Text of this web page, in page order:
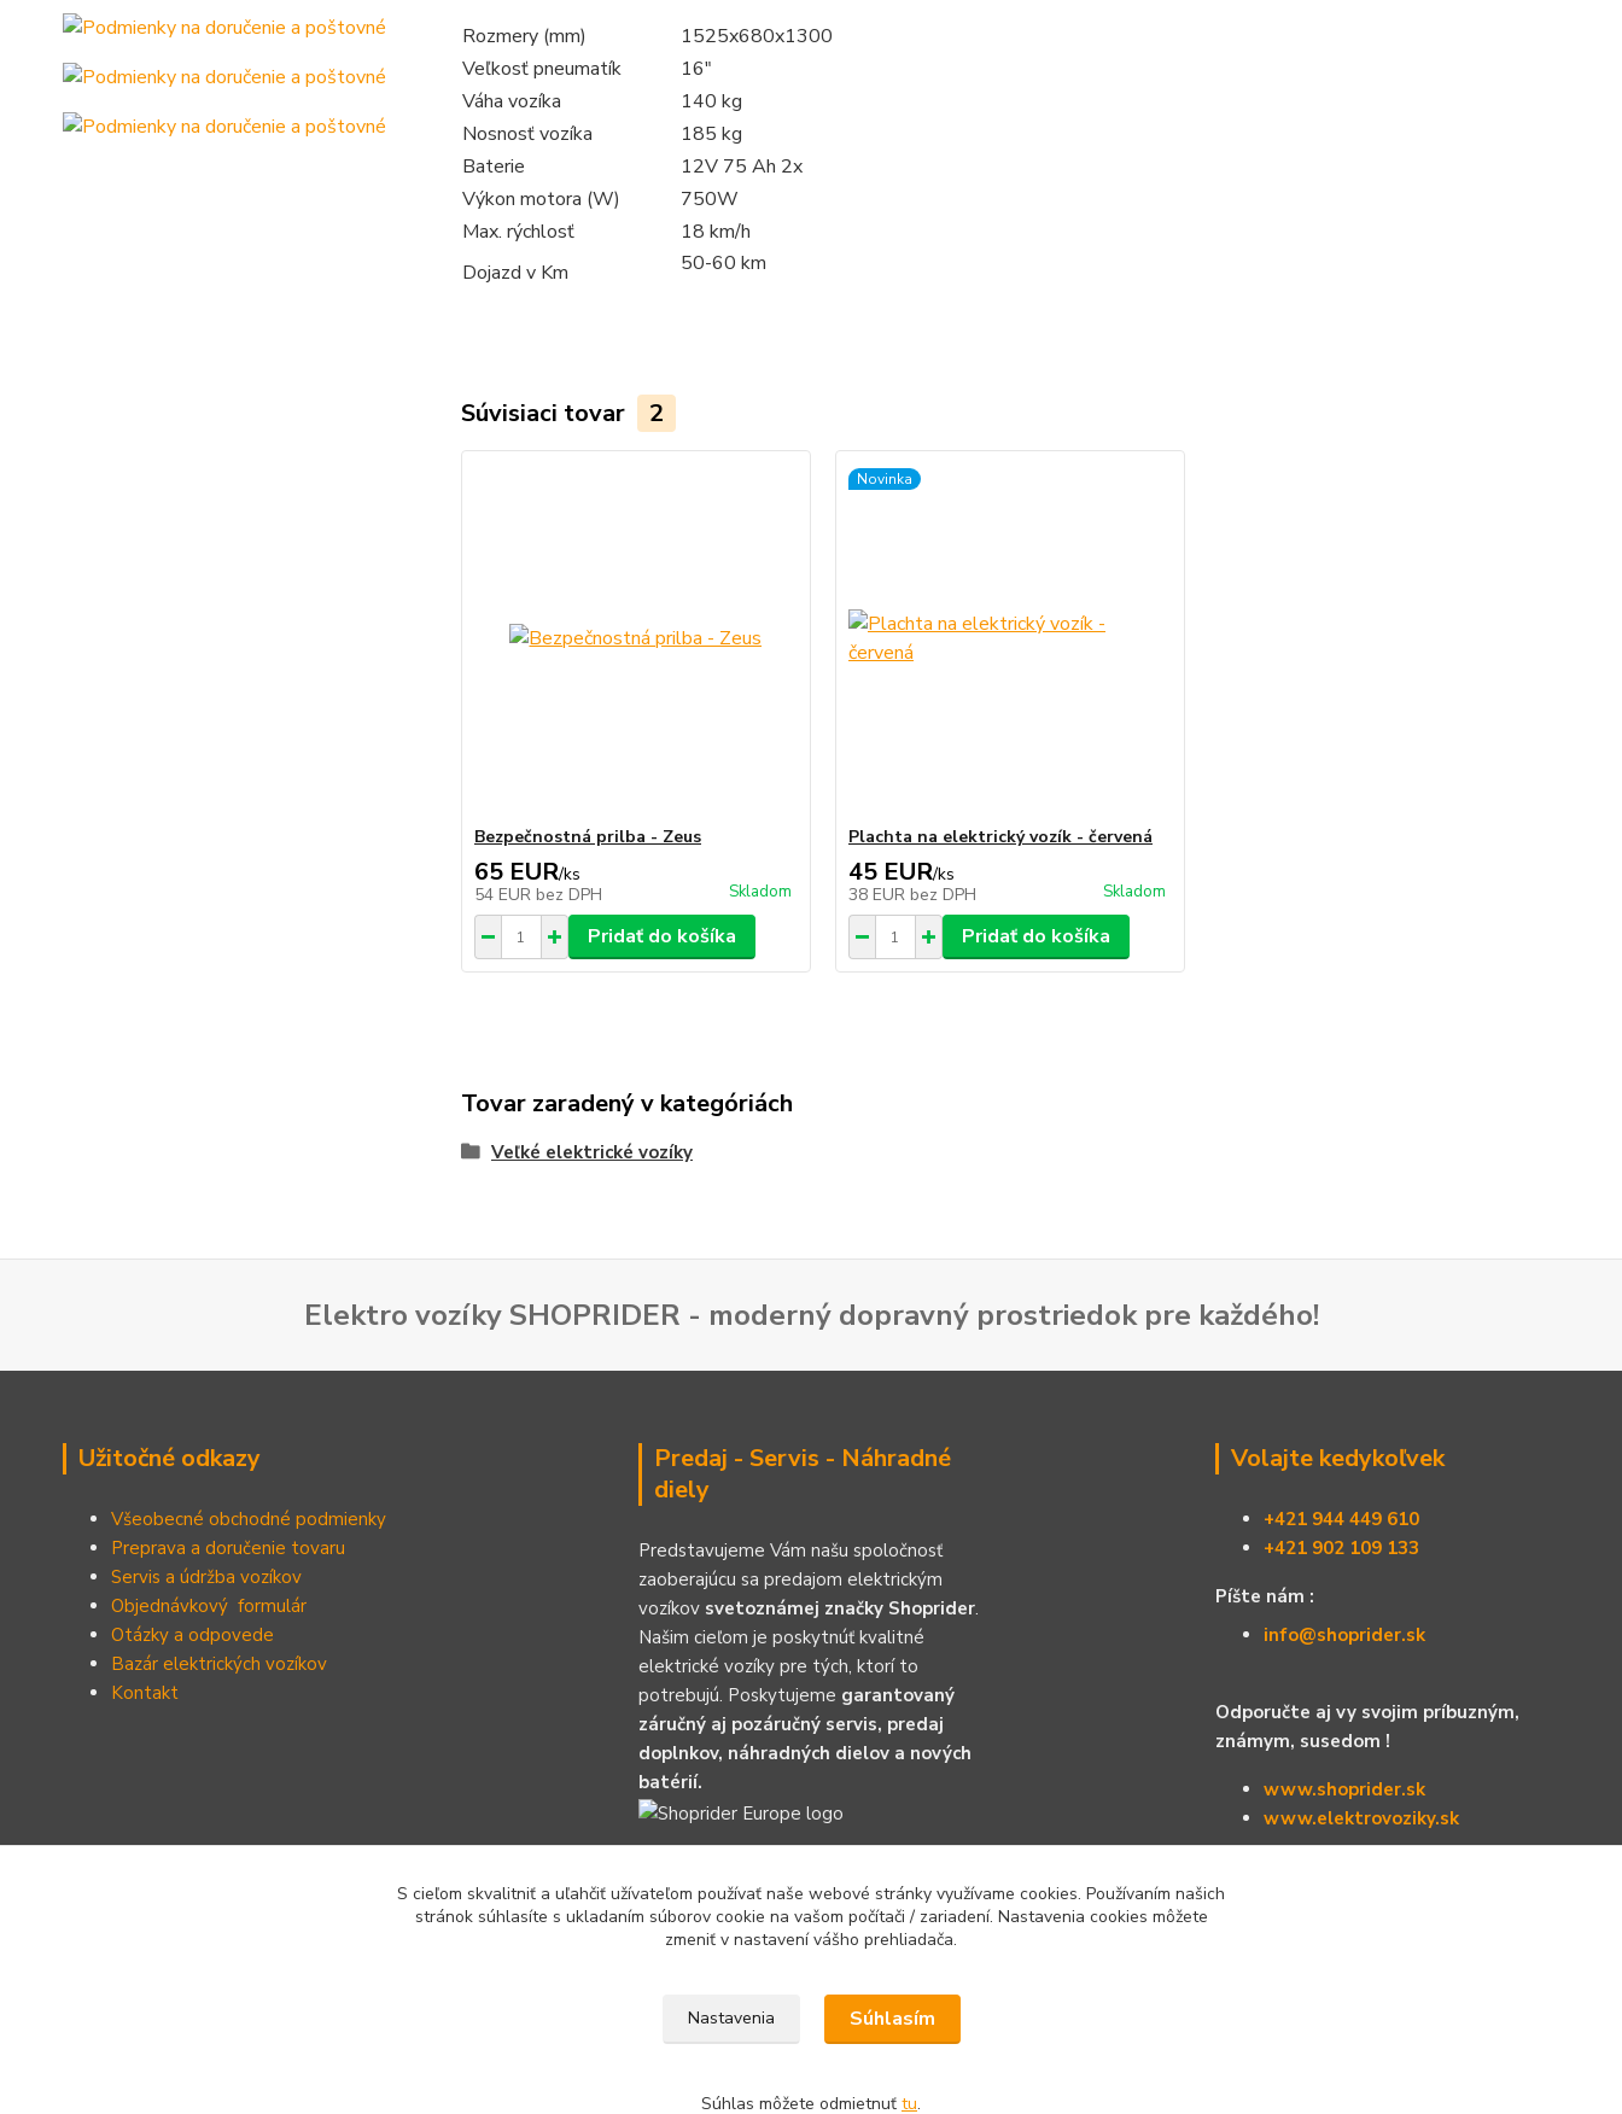
Rozmery (mm)
1525x680x1300
Veľkosť pneumatík
16"
Váha vozíka
140 kg
Nosnosť vozíka
185 kg
Baterie
12V 75 Ah 2x
Výkon motora (W)
750W
Max. rýchlosť
18 km/h
Dojazd v Km
50-60 km
Súvisiaci tovar 2
Bezpečnostná prilba - Zeus
65 EUR/ks
54 EUR bez DPH Skladom
Pridať do košíka
Novinka
Plachta na elektrický vozík - červená
45 EUR/ks
38 EUR bez DPH Skladom
Pridať do košíka
Tovar zaradený v kategóriách
Veľké elektrické vozíky
Elektro vozíky SHOPRIDER - moderný dopravný prostriedok pre každého!
Užitočné odkazy
Všeobecné obchodné podmienky
Preprava a doručenie tovaru
Servis a údržba vozíkov
Objednávkový formulár
Otázky a odpovede
Bazár elektrických vozíkov
Kontakt
Predaj - Servis - Náhradné
diely
Predstavujeme Vám našu spoločnosť
zaoberajúcu sa predajom elektrickým
vozíkov svetoznámej značky Shoprider.
Našim cieľom je poskytnúť kvalitné
elektrické vozíky pre tých, ktorí to
potrebujú. Poskytujeme garantovaný
záručný aj pozáručný servis, predaj
doplnkov, náhradných dielov a nových
batérií.
Volajte kedykoľvek
+421 944 449 610
+421 902 109 133
Píšte nám :
info@shoprider.sk
Odporučte aj vy svojim príbuzným,
známym, susedom !
www.shoprider.sk
www.elektrovoziky.sk
S cieľom skvalitniť a uľahčiť užívateľom používať naše webové stránky využívame cookies. Používaním našich
stránok súhlasíte s ukladaním súborov cookie na vašom počítači / zariadení. Nastavenia cookies môžete
zmeniť v nastavení vášho prehliadača.
Nastavenia Súhlasím
Súhlas môžete odmietnuť tu.